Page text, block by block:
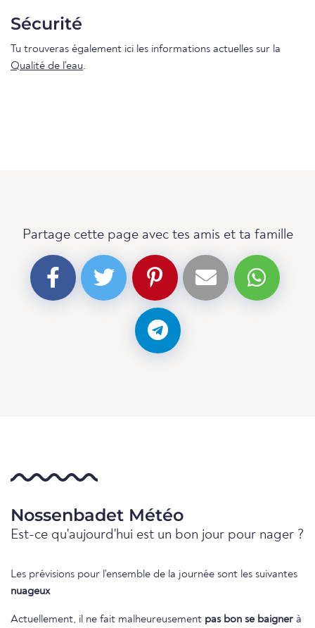
Sécurité
Tu trouveras également ici les informations actuelles sur la
Qualité de l'eau.
Partage cette page avec tes amis et ta famille
Nossenbadet Météo
Est-ce qu'aujourd'hui est un bon jour pour nager ?
Les prévisions pour l'ensemble de la journée sont les suivantes
nuageux
Actuellement, il ne fait malheureusement pas bon se baigner à